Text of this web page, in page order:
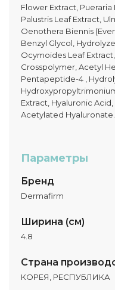
Flower Extract,
Palustris Leaf Extract,
Oenothera Biennis
Benzyl Glycol,
Ocymoides Leaf
Crosspolymer, Acetyl
Pentapeptide-4 ,
Extract, Hyaluronic
Acetylated Hyaluronate.
Параметры
Бренд
Dermafirm
Ширина (см)
4.8
Страна
КОРЕЯ, РЕСПУБЛИКА